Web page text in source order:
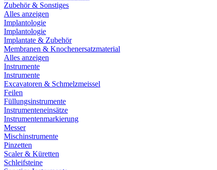
Zubehör & Sonstiges
Alles anzeigen
Implantologie
Implantologie
Implantate & Zubehör
Membranen & Knochenersatzmaterial
Alles anzeigen
Instrumente
Instrumente
Excavatoren & Schmelzmeissel
Feilen
Füllungsinstrumente
Instrumenteneinsätze
Instrumentenmarkierung
Messer
Mischinstrumente
Pinzetten
Scaler & Küretten
Schleifsteine